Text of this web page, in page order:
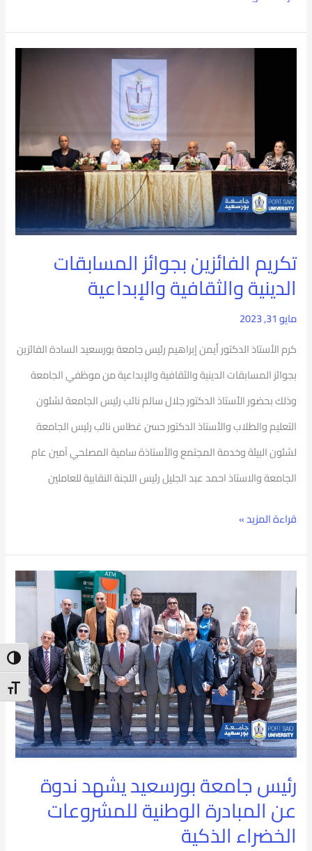
Size
تكريم الفائزين بجوائز المسابقات
الدينية والثقافية والإبداعية
مايو 31, 2023
كرم الأستاذ الدكتور أيمن إبراهيم رئيس جامعة بورسعيد السادة الفائزين
بجوائز المسابقات الدينية والثقافية والإبداعية من موظفي الجامعة
وذلك بحضور الأستاذ الدكتور جلال سالم نائب رئيس الجامعة لشئون
التعليم والطلاب والأستاذ الدكتور حسن غطاس نائب رئيس الجامعة
لشئون البيئة وخدمة المجتمع والأستاذة سامية المصلحي آمين عام
الجامعة والاستاذ احمد عبد الجليل رئيس اللجنة النقابية للعاملين
المسابقات
الدينية
والثقافية
والإبداعية
قراءة المزيد »
رئيس جامعة بورسعيد يشهد ندوة
عن المبادرة الوطنية للمشروعات
الخضراء الذكية
رئيس
جامعة
بورسعيد
يشهد
ندوة
عن
المبادرة
الوطنية
للمشروعات
الخضراء
الذكية